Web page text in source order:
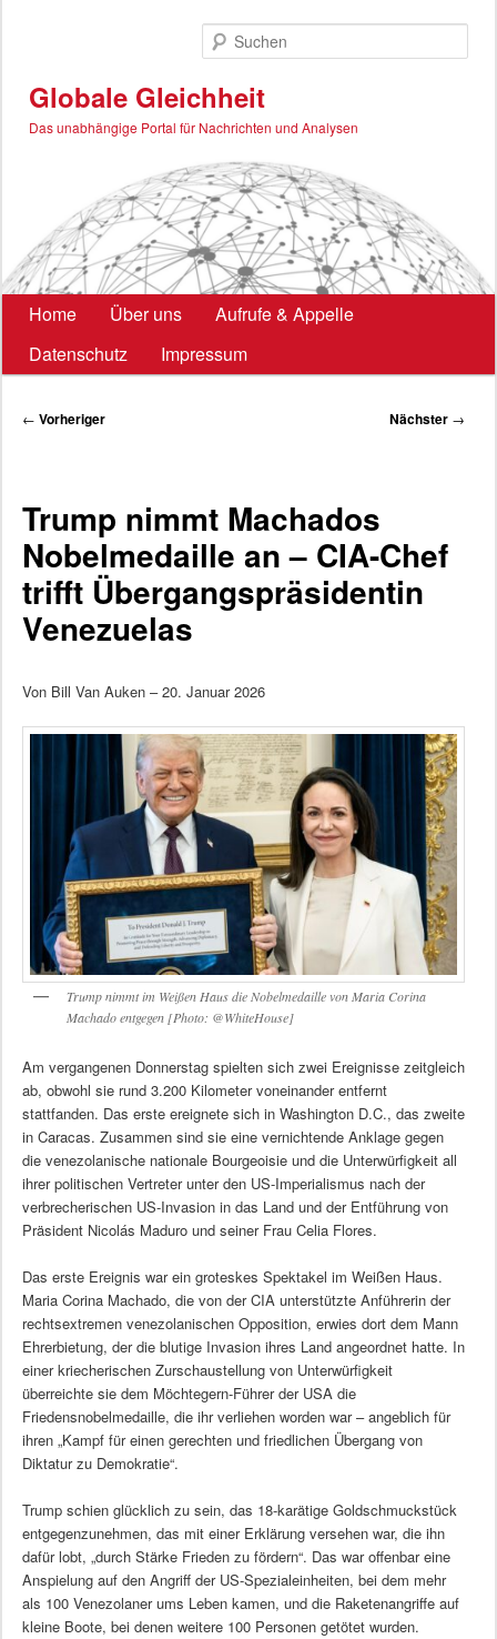
Globale Gleichheit
Das unabhängige Portal für Nachrichten und Analysen
Hauptmenü
Home Über uns
Aufrufe & Appelle
Datenschutz
Impressum
Beitragsnavigation
← Vorheriger Nächster →
Trump nimmt Machados
Nobelmedaille an – CIA-Chef
trifft Übergangspräsidentin
Venezuelas
Von Bill Van Auken – 20. Januar 2026
Trump nimmt im Weißen Haus die Nobelmedaille von Maria Corina
Machado entgegen [Photo: @WhiteHouse]
Am vergangenen Donnerstag spielten sich zwei Ereignisse zeitgleich
ab, obwohl sie rund 3.200 Kilometer voneinander entfernt
stattfanden. Das erste ereignete sich in Washington D.C., das zweite
in Caracas. Zusammen sind sie eine vernichtende Anklage gegen
die venezolanische nationale Bourgeoisie und die Unterwürfigkeit all
ihrer politischen Vertreter unter den US-Imperialismus nach der
verbrecherischen US-Invasion in das Land und der Entführung von
Präsident Nicolás Maduro und seiner Frau Celia Flores.
Das erste Ereignis war ein groteskes Spektakel im Weißen Haus.
Maria Corina Machado, die von der CIA unterstützte Anführerin der
rechtsextremen venezolanischen Opposition, erwies dort dem Mann
Ehrerbietung, der die blutige Invasion ihres Land angeordnet hatte. In
einer kriecherischen Zurschaustellung von Unterwürfigkeit
überreichte sie dem Möchtegern-Führer der USA die
Friedensnobelmedaille, die ihr verliehen worden war – angeblich für
ihren „Kampf für einen gerechten und friedlichen Übergang von
Diktatur zu Demokratie“.
Trump schien glücklich zu sein, das 18-karätige Goldschmuckstück
entgegenzunehmen, das mit einer Erklärung versehen war, die ihn
dafür lobt, „durch Stärke Frieden zu fördern“. Das war offenbar eine
Anspielung auf den Angriff der US-Spezialeinheiten, bei dem mehr
als 100 Venezolaner ums Leben kamen, und die Raketenangriffe auf
kleine Boote, bei denen weitere 100 Personen getötet wurden.